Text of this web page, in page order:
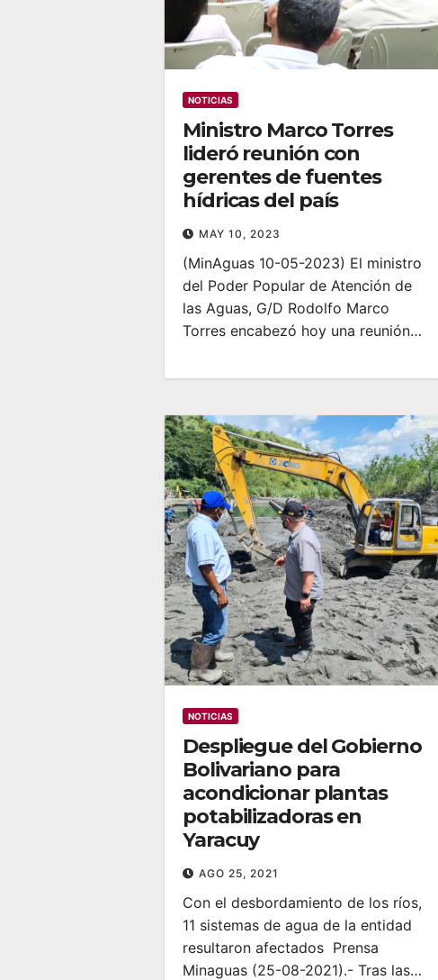
NOTICIAS
Ministro Marco Torres
lideró reunión con
gerentes de fuentes
hídricas del país
MAY 10, 2023
(MinAguas 10-05-2023) El ministro
del Poder Popular de Atención de
las Aguas, G/D Rodolfo Marco
Torres encabezó hoy una reunión…
NOTICIAS
Despliegue del Gobierno
Bolivariano para
acondicionar plantas
potabilizadoras en
Yaracuy
AGO 25, 2021
Con el desbordamiento de los ríos,
11 sistemas de agua de la entidad
resultaron afectados Prensa
Minaguas (25-08-2021).- Tras las…